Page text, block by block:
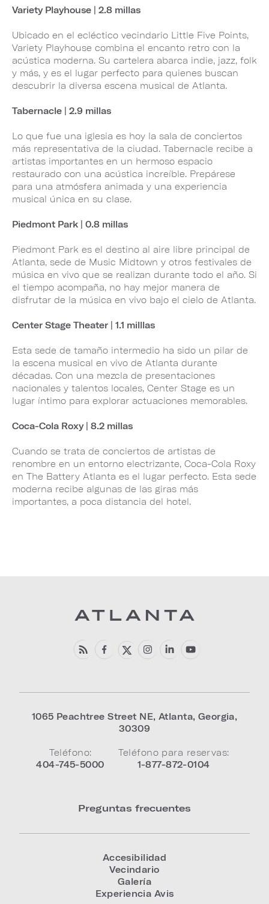
Variety Playhouse | 2.8 millas
Ubicado en el ecléctico vecindario Little Five Points,
Variety Playhouse combina el encanto retro con la
acústica moderna. Su cartelera abarca indie, jazz, folk
y más, y es el lugar perfecto para quienes buscan
descubrir la diversa escena musical de Atlanta.
Tabernacle | 2.9 millas
Lo que fue una iglesia es hoy la sala de conciertos
más representativa de la ciudad. Tabernacle recibe a
artistas importantes en un hermoso espacio
restaurado con una acústica increíble. Prepárese
para una atmósfera animada y una experiencia
musical única en su clase.
Piedmont Park | 0.8 millas
Piedmont Park es el destino al aire libre principal de
Atlanta, sede de Music Midtown y otros festivales de
música en vivo que se realizan durante todo el año. Si
el tiempo acompaña, no hay mejor manera de
disfrutar de la música en vivo bajo el cielo de Atlanta.
Center Stage Theater | 1.1 milllas
Esta sede de tamaño intermedio ha sido un pilar de
la escena musical en vivo de Atlanta durante
décadas. Con una mezcla de presentaciones
nacionales y talentos locales, Center Stage es un
lugar íntimo para explorar actuaciones memorables.
Coca-Cola Roxy | 8.2 millas
Cuando se trata de conciertos de artistas de
renombre en un entorno electrizante, Coca-Cola Roxy
en The Battery Atlanta es el lugar perfecto. Esta sede
moderna recibe algunas de las giras más
importantes, a poca distancia del hotel.
1065 Peachtree Street NE, Atlanta, Georgia,
30309
Teléfono:
404-745-5000
Teléfono para reservas:
1-877-872-0104
Preguntas frecuentes
Accesibilidad
Vecindario
Galería
Experiencia Avis